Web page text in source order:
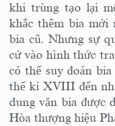
khi trùng tạo lại
khắc thêm bia mới
bia cũ. Nhưng sự
cứ vào hình thức
có thể suy đoán
thế kỉ XVIII đến
dung văn bia được
Hòa thượng hiệu